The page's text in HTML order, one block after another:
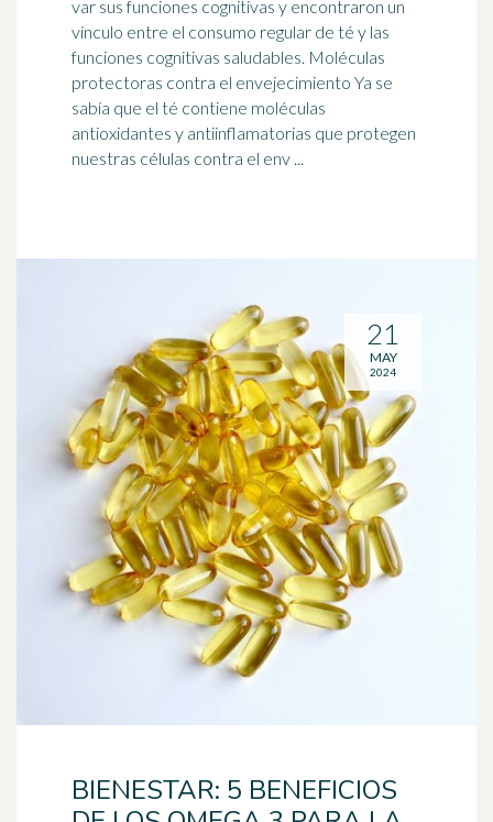
var sus funciones cognitivas y encontraron un
vínculo entre el consumo regular de té y las
funciones cognitivas saludables. Moléculas
protectoras contra el envejecimiento Ya se
sabía que el té contiene moléculas
antioxidantes y antiinflamatorias que protegen
nuestras células contra el env ...
BIENESTAR: 5 BENEFICIOS
21
MAY
2024